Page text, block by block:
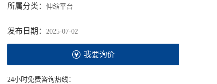
所属分类： 伸缩平台
发布日期： 2025-07-02
我要询价
24小时免费咨询热线：